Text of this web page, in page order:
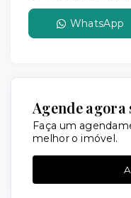
WhatsApp
Agende agora
Faça um
melhor o imóvel.